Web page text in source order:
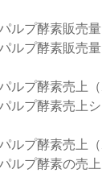
ルプ酵素販売
ルプ酵素販売
ルプ酵素売上
ルプ酵素売上
ルプ酵素売上
ルプ酵素の売